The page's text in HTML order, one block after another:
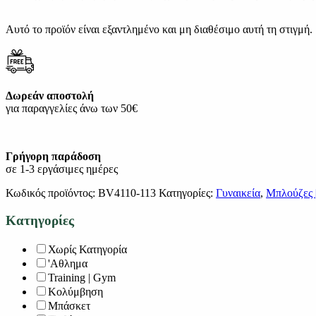
Αυτό το προϊόν είναι εξαντλημένο και μη διαθέσιμο αυτή τη στιγμή.
Δωρεάν αποστολή
για παραγγελίες άνω των 50€
Γρήγορη παράδοση
σε 1-3 εργάσιμες ημέρες
Κωδικός προϊόντος: BV4110-113 Κατηγορίες: Γυναικεία, Μπλούζες
Κατηγορίες
Χωρίς Κατηγορία
'Αθλημα
Training | Gym
Κολύμβηση
Μπάσκετ